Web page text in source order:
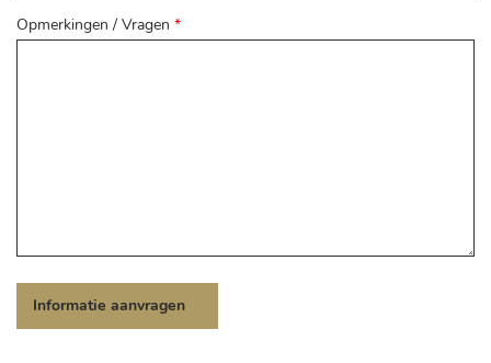
Opmerkingen / Vragen *